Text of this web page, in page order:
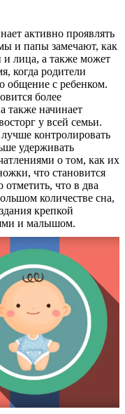
активно проявлять
и папы замечают, как
и лица, а также может
когда родители
общение с ребенком.
более
также начинает
у всей семьи.
контролировать
удерживать
о том, как их
что становится
что в два
количестве сна,
крепкой
и малышом.